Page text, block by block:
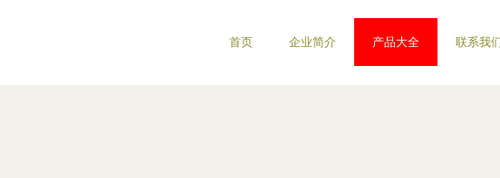
首页 企业简介 产品大全 联系我